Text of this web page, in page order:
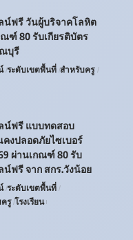
น์ฟรี วันผู้บริจาคโลหิต
ณฑ์ 80 รับเกียรติบัตร
บุรี
ระดับเขตพื้นที่ สำหรับครู
น์ฟรี แบบทดสอบ
งปลอดภัยไซเบอร์
ผ่านเกณฑ์ 80 รับ
น์ฟรี จาก สกร.วังน้อย
ระดับเขตพื้นที่
รู โรงเรียน